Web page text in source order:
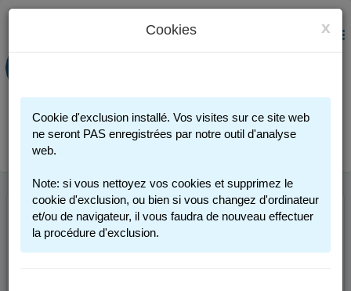
PORTAIL FAMILLE
Connexion
MENU
x
Cookies
Cookie d'exclusion installé. Vos visites sur ce site web
ne seront PAS enregistrées par notre outil d'analyse
web.
Note: si vous nettoyez vos cookies et supprimez le
cookie d'exclusion, ou bien si vous changez d'ordinateur
et/ou de navigateur, il vous faudra de nouveau effectuer
la procédure d'exclusion.